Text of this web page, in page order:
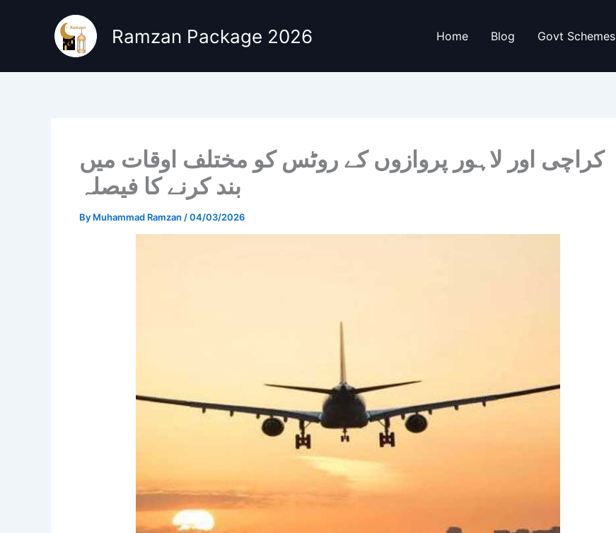
Ramzan Package 2026 Home Blog Govt Schemes
کراچی اور لاہور پروازوں کے روٹس کو مختلف اوقات میں
بند کرنے کا فیصلہ
By Muhammad Ramzan /04/03/2026